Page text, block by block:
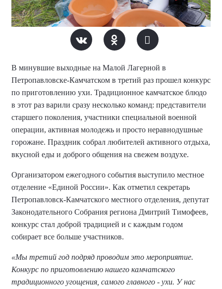
В минувшие выходные на Малой Лагерной в
Петропавловске-Камчатском в третий раз прошел конкурс
по приготовлению ухи. Традиционное камчатское блюдо
в этот раз варили сразу несколько команд: представители
старшего поколения, участники специальной военной
операции, активная молодежь и просто неравнодушные
горожане. Праздник собрал любителей активного отдыха,
вкусной еды и доброго общения на свежем воздухе.
Организатором ежегодного события выступило местное
отделение «Единой России». Как отметил секретарь
Петропавловск-Камчатского местного отделения, депутат
Законодательного Собрания региона Дмитрий Тимофеев,
конкурс стал доброй традицией и с каждым годом
собирает все больше участников.
«Мы третий год подряд проводим это мероприятие.
Конкурс по приготовлению нашего камчатского
традиционного угощения, самого главного - ухи. У нас